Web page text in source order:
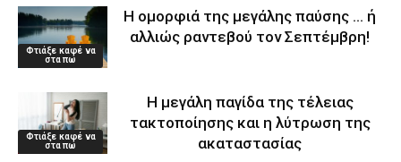
Φτιάξε καφέ να
στα πω
Η ομορφιά της μεγάλης παύσης … ή
αλλιώς ραντεβού τον Σεπτέμβρη!
Φτιάξε καφέ να
στα πω
Η μεγάλη παγίδα της τέλειας
τακτοποίησης και η λύτρωση της
ακαταστασίας